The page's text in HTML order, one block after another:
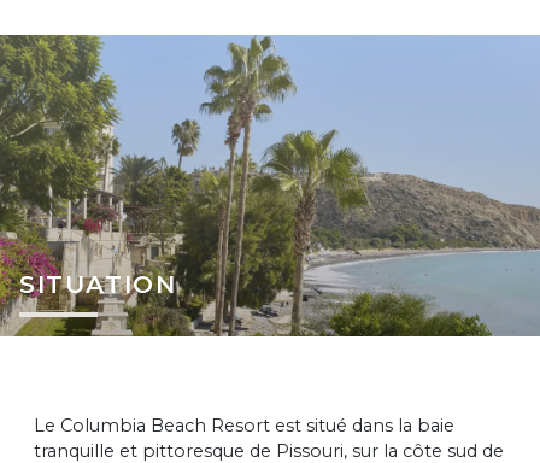
SITUATION
Le Columbia Beach Resort est situé dans la baie
tranquille et pittoresque de Pissouri, sur la côte sud de